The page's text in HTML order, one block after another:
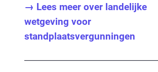
→ Lees meer over landelijke
wetgeving voor
standplaatsvergunningen